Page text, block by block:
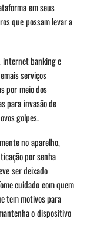
em seus
que possam levar a
internet banking e
serviços
por meio dos
para invasão de
golpes.
no aparelho,
por senha
ser deixado
cuidado com quem
tem motivos para
o dispositivo